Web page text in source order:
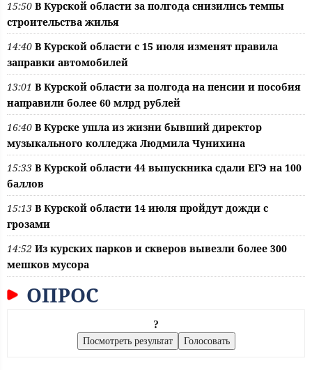
15:50 В Курской области за полгода снизились темпы
строительства жилья
14:40 В Курской области с 15 июля изменят правила
заправки автомобилей
13:01 В Курской области за полгода на пенсии и пособия
направили более 60 млрд рублей
16:40 В Курске ушла из жизни бывший директор
музыкального колледжа Людмила Чунихина
15:33 В Курской области 44 выпускника сдали ЕГЭ на 100
баллов
15:13 В Курской области 14 июля пройдут дожди с
грозами
14:52 Из курских парков и скверов вывезли более 300
мешков мусора
ОПРОС
?